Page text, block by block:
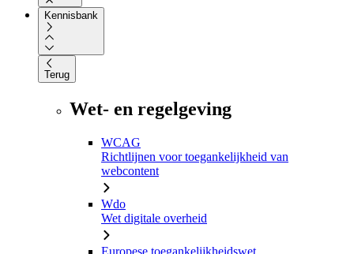
Kennisbank
Terug
Wet- en regelgeving
WCAG
Richtlijnen voor toegankelijkheid van
webcontent
Wdo
Wet digitale overheid
Europese toegankelijkheidswet